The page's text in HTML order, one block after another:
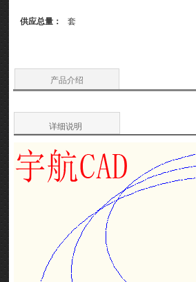
供应总量： 套
产品介绍
详细说明